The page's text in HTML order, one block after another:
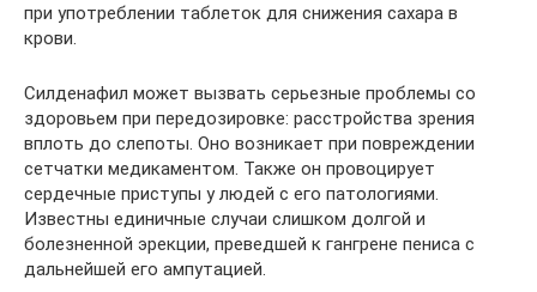
при употреблении таблеток для снижения сахара в
крови.
Силденафил может вызвать серьезные проблемы со
здоровьем при передозировке: расстройства зрения
вплоть до слепоты. Оно возникает при повреждении
сетчатки медикаментом. Также он провоцирует
сердечные приступы у людей с его патологиями.
Известны единичные случаи слишком долгой и
болезненной эрекции, преведшей к гангрене пениса с
дальнейшей его ампутацией.